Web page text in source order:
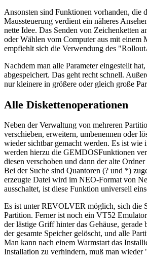
Ansonsten sind Funktionen vorhanden, die
Maussteuerung verdient ein näheres
nette Idee. Das Senden von Zeichenketten
oder Wählen vom Computer aus mit einem
empfiehlt sich die Verwendung des
Nachdem man alle Parameter eingestellt
abgespeichert. Das geht recht schnell.
nur kleinere in größere oder gleich große
Alle Diskettenoperationen
Neben der Verwaltung von mehreren
verschieben, erweitern, umbenennen oder
wieder sichtbar gemacht werden. Es ist wie
werden hierzu die GEMDOSFunktionen
diesen verschoben und dann der alte
Bei der Suche sind Quantoren (? und *)
erzeugte Datei wird im NEO-Format von
ausschaltet, ist diese Funktion universell
Es ist unter REVOLVER möglich, sich die
Partition. Ferner ist noch ein VT52
der lästige Griff hinter das Gehäuse,
der gesamte Speicher gelöscht, und alle
Man kann nach einem Warmstart das
Installation zu verhindern, muß man